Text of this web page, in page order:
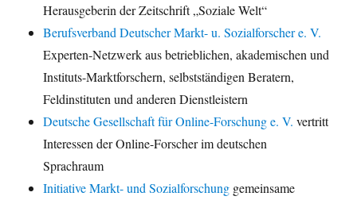
Herausgeberin der Zeitschrift „Soziale Welt“
Berufsverband Deutscher Markt- u. Sozialforscher e. V.
Experten-Netzwerk aus betrieblichen, akademischen und
Instituts-Marktforschern, selbstständigen Beratern,
Feldinstituten und anderen Dienstleistern
Deutsche Gesellschaft für Online-Forschung e. V. vertritt
Interessen der Online-Forscher im deutschen
Sprachraum
Initiative Markt- und Sozialforschung gemeinsame